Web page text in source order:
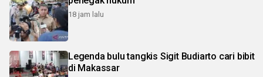
18 jam lalu
Legenda bulu tangkis Sigit Budiarto cari bibit
di Makassar